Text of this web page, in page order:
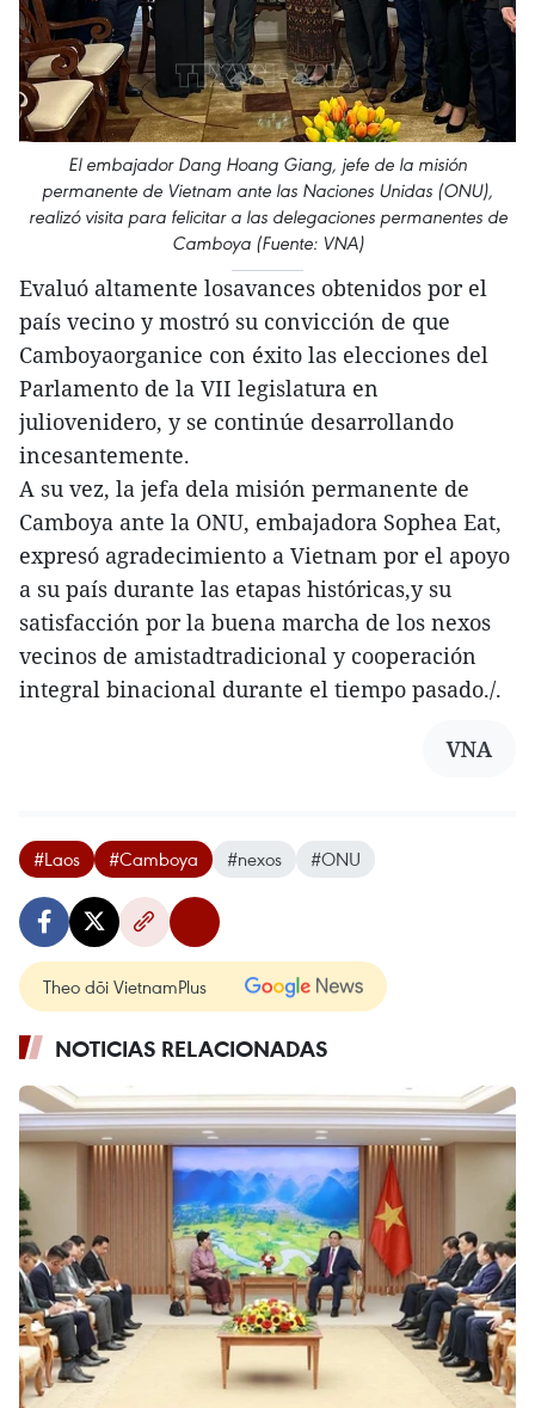
El embajador Dang Hoang Giang, jefe de la misión
permanente de Vietnam ante las Naciones Unidas (ONU),
realizó visita para felicitar a las delegaciones permanentes de
Camboya (Fuente: VNA)
Evaluó altamente losavances obtenidos por el
país vecino y mostró su convicción de que
Camboyaorganice con éxito las elecciones del
Parlamento de la VII legislatura en
juliovenidero, y se continúe desarrollando
incesantemente.
A su vez, la jefa dela misión permanente de
Camboya ante la ONU, embajadora Sophea Eat,
expresó agradecimiento a Vietnam por el apoyo
a su país durante las etapas históricas,y su
satisfacción por la buena marcha de los nexos
vecinos de amistadtradicional y cooperación
integral binacional durante el tiempo pasado./.
VNA
#Laos #Camboya #nexos #ONU
Theo dõi VietnamPlus
NOTICIAS RELACIONADAS